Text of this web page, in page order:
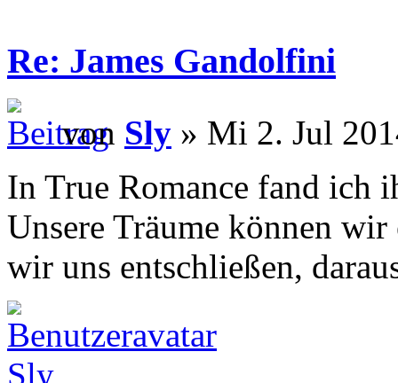
Re: James Gandolfini
von Sly » Mi 2. Jul
In True Romance fand ich
Unsere Träume können
wir uns entschließen,
Sly